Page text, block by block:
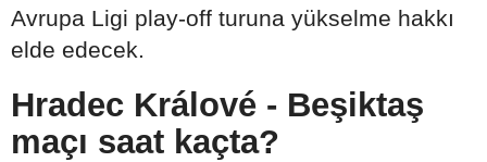
Avrupa Ligi play-off turuna yükselme hakkı
elde edecek.
Hradec Králové - Beşiktaş
maçı saat kaçta?